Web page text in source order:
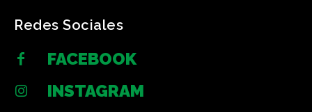
Redes Sociales
FACEBOOK
INSTAGRAM